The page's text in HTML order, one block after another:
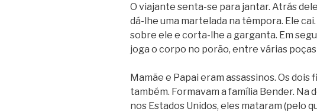
O viajante senta-se para jantar. Atrás
dá-lhe uma martelada na têmpora. Ele
sobre ele e corta-lhe a garganta. Em
joga o corpo no porão, entre várias
Mamãe e Papai eram assassinos. Os dois
também. Formavam a família Bender. Na
nos Estados Unidos, eles mataram (pelo